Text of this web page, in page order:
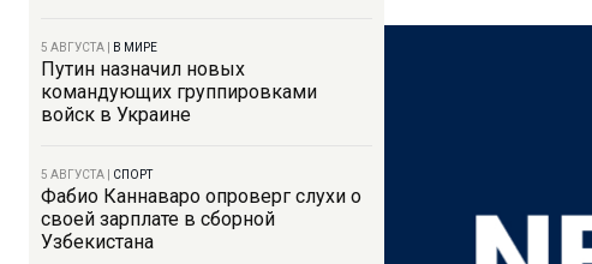
5 АВГУСТА В МИРЕ
Путин назначил новых
командующих группировками
войск в Украине
5 АВГУСТА СПОРТ
Фабио Каннаваро опроверг слухи о
своей зарплате в сборной
Узбекистана